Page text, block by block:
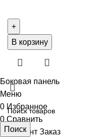
Шнур
вощеный,
мм,
цвет
синий,
арт.
С1503-
В корзину
Поиск
Боковая панель
Меню
0 Избранное
0 Сравнить
0 элемент Заказ